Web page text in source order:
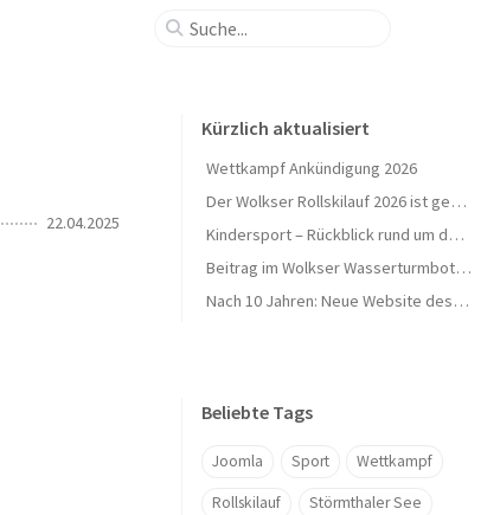
22.04.2025
Kürzlich aktualisiert
Wettkampf Ankündigung 2026
Der Wolkser Rollskilauf 2026 ist geschafft – Ein herzliches Dankeschön!
Kindersport – Rückblick rund um den Herbst 🍁
Beitrag im Wolkser Wasserturmbote (Ausgabe 2025/09)
Nach 10 Jahren: Neue Website des L58-Ski geht online 🎉
Beliebte Tags
Joomla Sport Wettkampf
Rollskilauf Störmthaler See